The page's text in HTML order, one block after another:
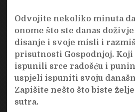
Odvojite nekoliko minuta
onome što ste danas
disanje i svoje misli i
prisutnosti Gospodnjoj.
ispunili srce radošću i
uspjeli ispuniti svoju
Zapišite nešto što biste
sutra.